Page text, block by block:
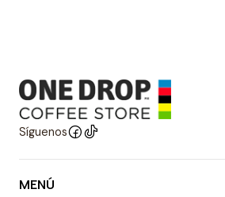
Síguenos
MENÚ